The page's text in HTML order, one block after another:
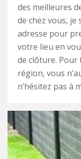
des meilleures
de chez vous,
adresse pour
votre lieu en
de clôture. Pour
région, vous
n’hésitez pas à